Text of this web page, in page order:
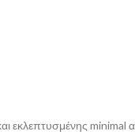
εκλεπτυσμένης minimal